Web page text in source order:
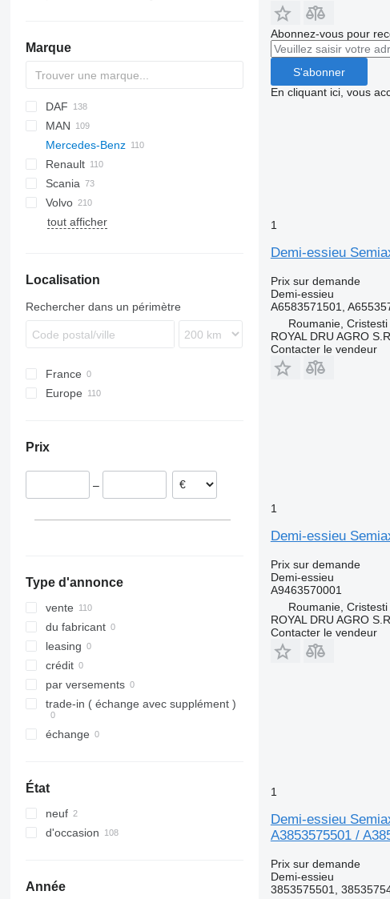
Marque
773
DAF
AS
CF
LF
XD
XF
XG
EuroCargo
S-Way
Stralis
Trakker
X-Way
ELF
NKR
MAN
F90
L2000
LE
TGL
TGM
Mercedes-Benz
A-Class
Actros
Antos
Arocs
Atego 818
MB
Canter
Atleon
Cabstar
Renault
Kerax
Magnum
Major
Midlum
T-series
Scania
R-series
Volvo
FH
FMX
tout afficher
Localisation
Rechercher dans un périmètre
France
Europe
Lituanie
Danemark
Prix
–
Type d'annonce
vente
du fabricant
leasing
crédit
par versements
trade-in ( échange avec supplément )
échange
État
neuf
d'occasion
Année
Abonnez-vous pour
S'abonner
En cliquant ici, vous
1
Demi-essieu
Prix sur demande
Demi-essieu
A6583571501,
Roumanie, Cristesti
ROYAL DRU AGRO
Contacter le vendeur
1
Demi-essieu
Prix sur demande
Demi-essieu
A9463570001
Roumanie, Cristesti
ROYAL DRU AGRO
Contacter le vendeur
1
Demi-essieu
A3853575501 /
Prix sur demande
Demi-essieu
3853575501,